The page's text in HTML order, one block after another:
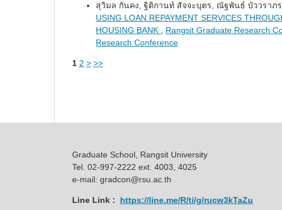
สุวิมล กันคง, ฐิติกานท์ สัจจะบุตร, ณัฐพันธ์ บัววรา
USING LOAN REPAYMENT SERVICES
HOUSING BANK
Rangsit Graduate Research
Research Conference
1 2 > >>
Graduate School, Rangsit University
Tel. 02-997-2222 ext. 4003, 4025
e-mail: gradcon@rsu.ac.th
Line Link : https://line.me/R/ti/g/rucw3kTaZu